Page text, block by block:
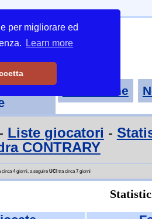
per migliorare ed
Learn more
Classifiche
- Liste giocatori -
CONTRARY
circa 4 giorni, a seguire UCI tra circa 7 giorni